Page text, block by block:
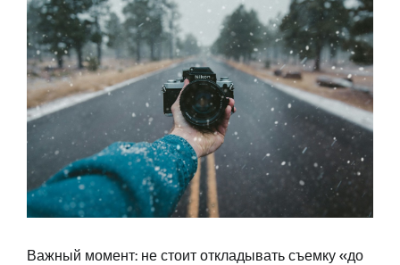
Важный момент: не стоит откладывать съемку «до